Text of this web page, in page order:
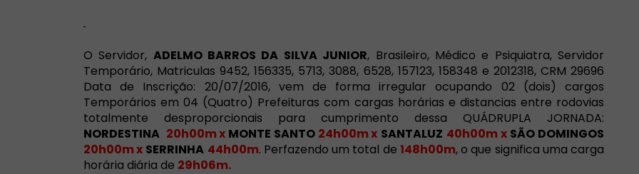
O Servidor, ADELMO BARROS DA SILVA JUNIOR, Brasileiro, Médico e Psiquiatra, Servidor
Temporário, Matriculas 9452,156335, 5713, 3088, 6528, 157123, 158348 e 2012318, CRM 29696
Data de Inscrição: 20/07/2016, vem de forma irregular ocupando 02 (dois) cargos
Temporários em 04 (Quatro) Prefeituras com cargas horárias e distancias entre rodovias
totalmente desproporcionais para cumprimento dessa QUÁDRUPLA JORNADA:
NORDESTINA 20h00m x MONTE SANTO 24h00m x SANTALUZ 40h00m x SÃO DOMINGOS
20h00m x SERRINHA 44h00m. Perfazendo um total de 148h00m, o que significa uma carga
horária diária de 29h06m.